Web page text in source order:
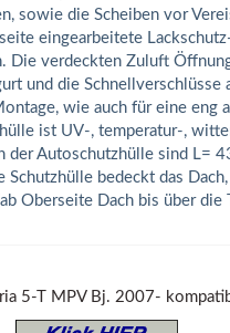
sowie die Scheiben vor
eingearbeitete
Die verdeckten Zuluft
und die
wie auch für eine eng
ist UV-, temperatur-,
der Autoschutzhülle sind L=
Schutzhülle bedeckt das
Oberseite Dach bis über
5-T MPV Bj. 2007-